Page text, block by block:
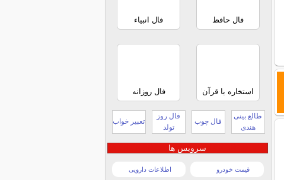
فال حافظ فال انبیاء
استخاره با قرآن فال روزانه
طالع بینی
هندی
فال چوب
فال روز
تولد
تعبیر خواب
سرویس ها
قیمت خودرو اطلاعات دارویی